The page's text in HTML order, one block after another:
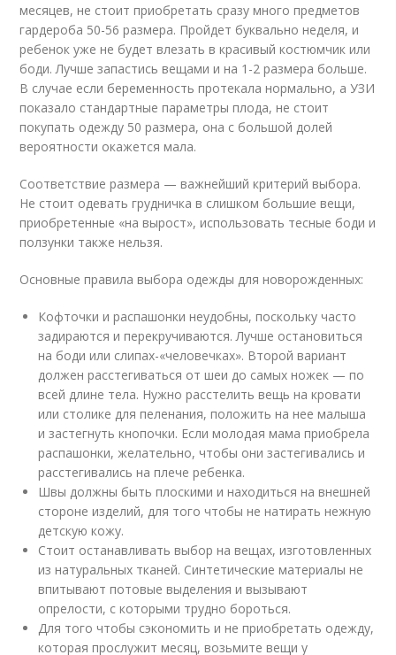
месяцев, не стоит приобретать сразу много предметов
гардероба 50-56 размера. Пройдет буквально неделя, и
ребенок уже не будет влезать в красивый костюмчик или
боди. Лучше запастись вещами и на 1-2 размера больше.
В случае если беременность протекала нормально, а УЗИ
показало стандартные параметры плода, не стоит
покупать одежду 50 размера, она с большой долей
вероятности окажется мала.
Соответствие размера — важнейший критерий выбора.
Не стоит одевать грудничка в слишком большие вещи,
приобретенные «на вырост», использовать тесные боди и
ползунки также нельзя.
Основные правила выбора одежды для новорожденных:
Кофточки и распашонки неудобны, поскольку часто
задираются и перекручиваются. Лучше остановиться
на боди или слипах-«человечках». Второй вариант
должен расстегиваться от шеи до самых ножек — по
всей длине тела. Нужно расстелить вещь на кровати
или столике для пеленания, положить на нее малыша
и застегнуть кнопочки. Если молодая мама приобрела
распашонки, желательно, чтобы они застегивались и
расстегивались на плече ребенка.
Швы должны быть плоскими и находиться на внешней
стороне изделий, для того чтобы не натирать нежную
детскую кожу.
Стоит останавливать выбор на вещах, изготовленных
из натуральных тканей. Синтетические материалы не
впитывают потовые выделения и вызывают
опрелости, с которыми трудно бороться.
Для того чтобы сэкономить и не приобретать одежду,
которая прослужит месяц, возьмите вещи у